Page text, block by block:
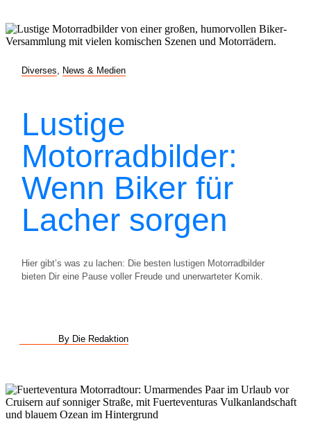
Diverses News & Medien
Lustige
Motorradbilder:
Wenn Biker für
Lacher sorgen
Hier gibt’s was zu lachen: Die besten lustigen Motorradbilder
bieten Dir eine Pause voller Freude und unerwarteter Komik.
By Die Redaktion